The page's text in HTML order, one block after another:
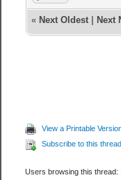
« Next Oldest| Next
View a Printable
Subscribe to this thread
Users browsing this thread: